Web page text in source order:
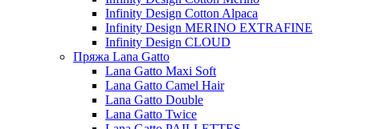
Infinity Design Cotton Alpaca
Infinity Design MERINO EXTRAFINE
Infinity Design CLOUD
Пряжа Lana Gatto
Lana Gatto Maxi Soft
Lana Gatto Camel Hair
Lana Gatto Double
Lana Gatto Twice